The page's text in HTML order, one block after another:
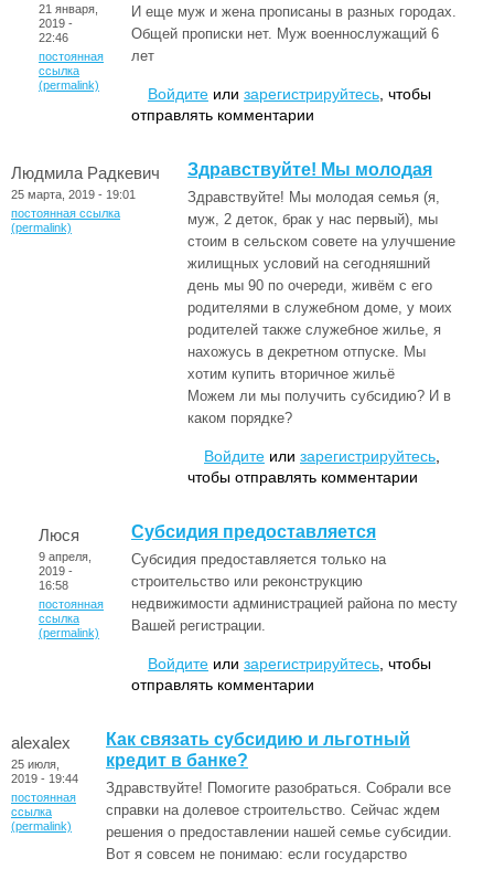
21 января,
2019 -
22:46
постоянная
ссылка
(permalink)
И еще муж и жена прописаны в разных городах.
Общей прописки нет. Муж военнослужащий 6
лет
Войдите или зарегистрируйтесь , чтобы
отправлять комментарии
Людмила Радкевич
25 марта, 2019 - 19:01
постоянная ссылка
(permalink)
Здравствуйте! Мы молодая
Здравствуйте! Мы молодая семья (я,
муж, 2 деток, брак у нас первый), мы
стоим в сельском совете на улучшение
жилищных условий на сегодняшний
день мы 90 по очереди, живём с его
родителями в служебном доме, у моих
родителей также служебное жилье, я
нахожусь в декретном отпуске. Мы
хотим купить вторичное жильё
Можем ли мы получить субсидию? И в
каком порядке?
Войдите или зарегистрируйтесь
чтобы отправлять комментарии
Люся
9 апреля,
2019 -
16:58
постоянная
ссылка
(permalink)
Субсидия предоставляется
Субсидия предоставляется только на
строительство или реконструкцию
недвижимости администрацией района по месту
Вашей регистрации.
Войдите или зарегистрируйтесь , чтобы
отправлять комментарии
alexalex
25 июля,
2019 - 19:44
постоянная
ссылка
(permalink)
Как связать субсидию и льготный
кредит в банке?
Здравствуйте! Помогите разобраться. Собрали все
справки на долевое строительство. Сейчас ждем
решения о предоставлении нашей семье субсидии.
Вот я совсем не понимаю: если государство